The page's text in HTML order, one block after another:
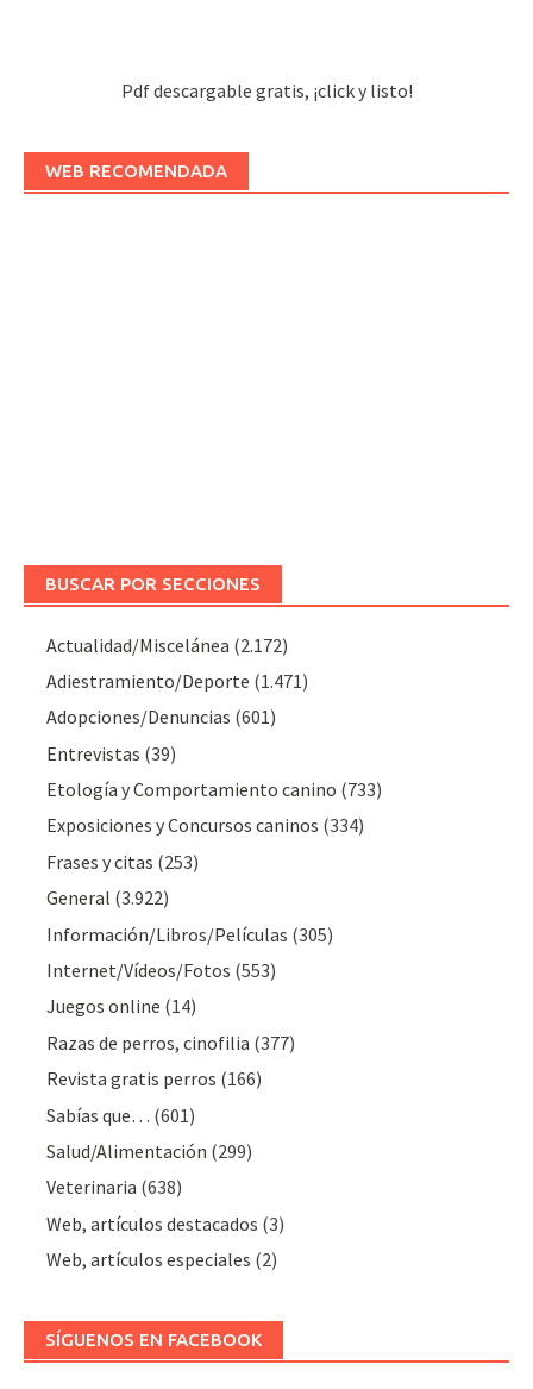
Pdf descargable gratis, ¡click y listo!
WEB RECOMENDADA
BUSCAR POR SECCIONES
Actualidad/Miscelánea (2.172)
Adiestramiento/Deporte (1.471)
Adopciones/Denuncias (601)
Entrevistas (39)
Etología y Comportamiento canino (733)
Exposiciones y Concursos caninos (334)
Frases y citas (253)
General (3.922)
Información/Libros/Películas (305)
Internet/Vídeos/Fotos (553)
Juegos online (14)
Razas de perros, cinofilia (377)
Revista gratis perros (166)
Sabías que… (601)
Salud/Alimentación (299)
Veterinaria (638)
Web, artículos destacados (3)
Web, artículos especiales (2)
SÍGUENOS EN FACEBOOK